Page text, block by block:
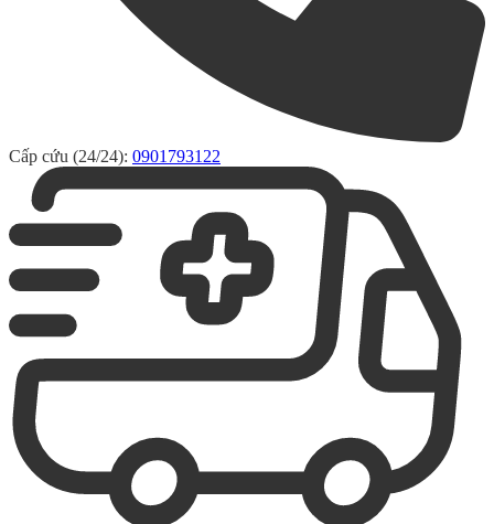
Cấp cứu (24/24): 0901793122